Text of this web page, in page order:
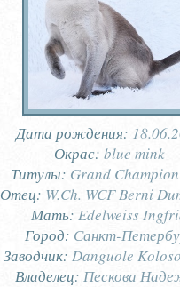
Дата рождения:
Окрас: blue mink
Титулы: Grand
Отец: W.Ch. WCF Berni
Мать: Edelweiss
Город: Санкт-
Заводчик: Danguole
Владелец: Пескова